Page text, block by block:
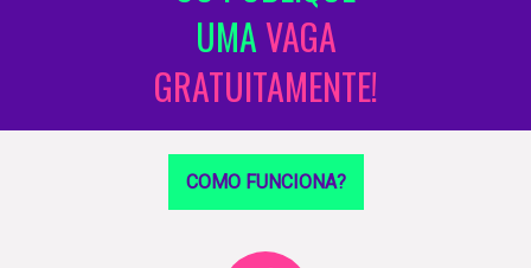
UMAVAGA
GRATUITAMENTE!
COMO FUNCIONA?